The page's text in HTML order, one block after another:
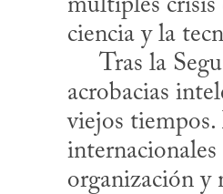
múltiples crisis
ciencia y la
acrobacias
viejos tiempos.
internacionales
organización y